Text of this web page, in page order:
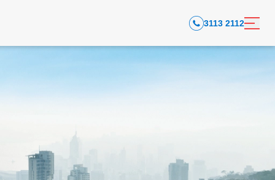
3113 2112